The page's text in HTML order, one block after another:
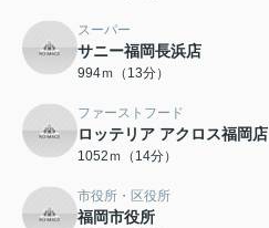
スーパー
サニー福岡長浜店
994ｍ（13分）
ファーストフード
ロッテリア アクロス福岡店
1052ｍ（14分）
市役所・区役所
福岡市役所